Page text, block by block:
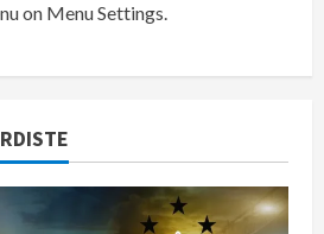
on Menu Settings.